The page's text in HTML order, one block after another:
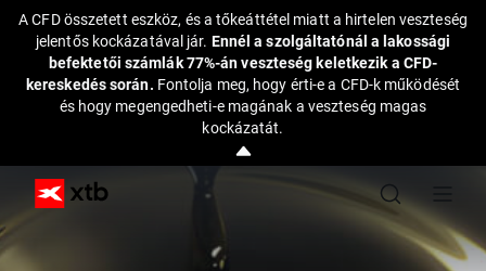
A CFD összetett eszköz, és a tőkeáttétel miatt a hirtelen veszteség
jelentős kockázatával jár. Ennél a szolgáltatónál a lakossági
befektetői számlák 77%-án veszteség keletkezik a CFD-
kereskedés során. Fontolja meg, hogy érti-e a CFD-k működését
és hogy megengedheti-e magának a veszteség magas
kockázatát.